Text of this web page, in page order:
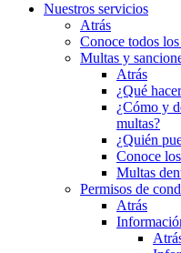
Nuestros servicios
Atrás
Conoce todos
Multas y
Atrás
¿Qué
¿Cómo y
multas?
¿Quién
Conoce
Multas
Permisos de
Atrás